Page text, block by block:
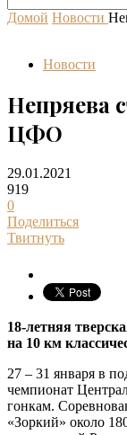
Домой Новости
Новости
Непряева
ЦФО
29.01.2021
919
0
Поделиться
Твитнуть
18-летняя
на 10 км
27 – 31 января в
чемпионат
гонкам.
«Зоркий» около